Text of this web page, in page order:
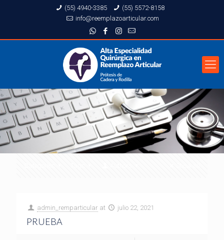
(55) 4940-3385
(55) 5572-8158
info@reemplazoarticular.com
admin_remparticular at julio 22, 2021
PRUEBA